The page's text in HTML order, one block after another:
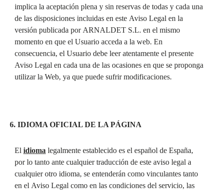
implica la aceptación plena y sin reservas de todas y cada una
de las disposiciones incluidas en este Aviso Legal en la
versión publicada por ARNALDET S.L. en el mismo
momento en que el Usuario acceda a la web. En
consecuencia, el Usuario debe leer atentamente el presente
Aviso Legal en cada una de las ocasiones en que se proponga
utilizar la Web, ya que puede sufrir modificaciones.
6. IDIOMA OFICIAL DE LA PÁGINA
El idioma legalmente establecido es el español de España,
por lo tanto ante cualquier traducción de este aviso legal a
cualquier otro idioma, se entenderán como vinculantes tanto
en el Aviso Legal como en las condiciones del servicio, las